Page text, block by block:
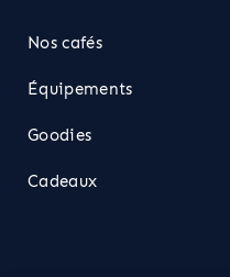
Nos cafés
Équipements
Goodies
Cadeaux